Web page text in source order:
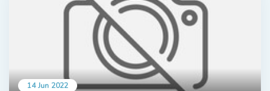
14 Jun 2022